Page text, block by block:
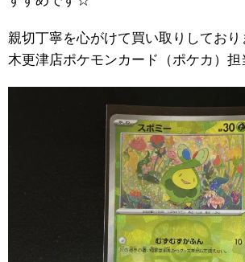
親切丁寧を心がけて買い取りしており
木更津店ポケモンカード（ポケカ）担